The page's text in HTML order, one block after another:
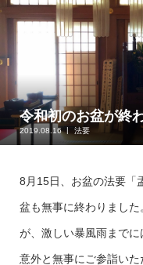
令和初のお盆が終
2019.08.16 法要
8月15日、お盆の法要「
盆も無事に終わりまし
が、激しい暴風雨まで
意外と無事にご参詣いた